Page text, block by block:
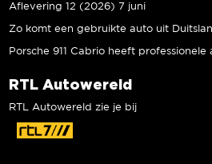
Aflevering 12 (2026) 7 juni
RTL Autowereld
RTL Autowereld zie je bij